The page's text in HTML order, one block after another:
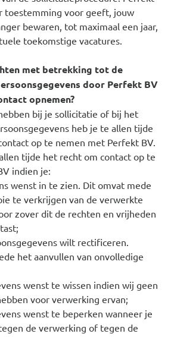
toestemming voor geeft, jouw
bewaren, tot maximaal een jaar,
toekomstige vacatures.
met betrekking tot de
door Perfekt BV
opnemen?
bij je sollicitatie of bij het
heb je te allen tijde
op te nemen met Perfekt BV.
tijde het recht om contact op te
indien je:
wenst in te zien. Dit omvat mede
te verkrijgen van de verwerkte
zover dit de rechten en vrijheden
wilt rectificeren.
het aanvullen van onvolledige
wenst te wissen indien wij geen
voor verwerking ervan;
wenst te beperken wanneer je
de verwerking of tegen de